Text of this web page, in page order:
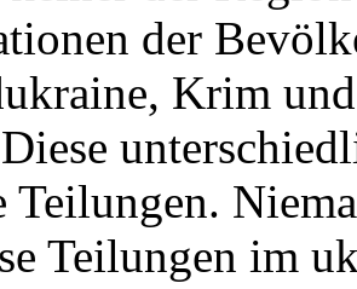
der
Krim
Teilungen.
Teilungen im